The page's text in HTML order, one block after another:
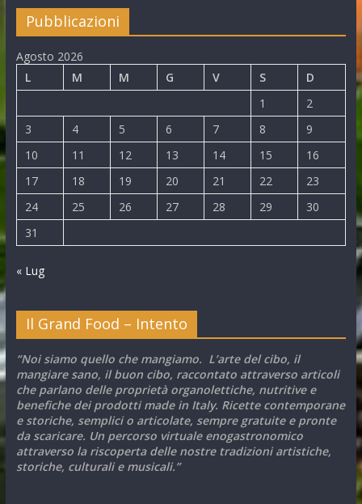
Pubblicazioni
Agosto 2026
L
M M G V S
D
1
2
3
4 5 6 7 8
9
10
11 12 13 14 15
16
17
18 19 20 21 22
23
24
25 26 27 28 29
30
31
« Lug
Il Grand Food – Intento
“Noi siamo quello che mangiamo. L’arte del cibo, il
mangiare sano, il buon cibo, raccontato attraverso articoli
che parlano delle proprietà organolettiche, nutritive e
benefiche dei prodotti made in Italy. Ricette contemporane
e storiche, semplici o articolate, sempre gratuite e pronte
da scaricare. Un percorso virtuale enogastronomico
attraverso la riscoperta delle nostre tradizioni artistiche,
storiche, culturali e musicali.”